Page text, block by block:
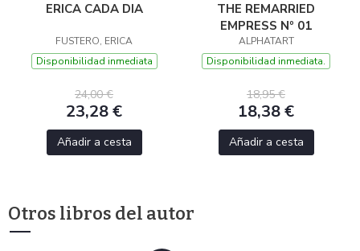
ERICA CADA DIA
FUSTERO, ERICA
Disponibilidad inmediata
24,00 €
23,28 €
Añadir a cesta
THE REMARRIED
EMPRESS Nº 01
ALPHATART
Disponibilidad inmediata.
18,95 €
18,38 €
Añadir a cesta
Otros libros del autor